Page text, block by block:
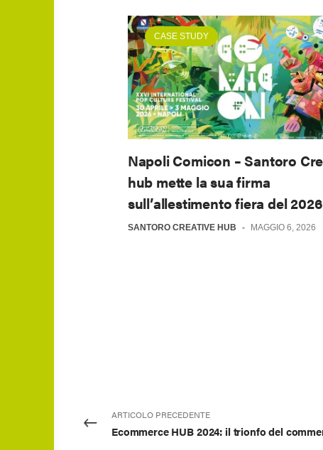
CASE STUDY
Napoli Comicon – Santoro
hub mette la sua firma
sull’allestimento fiera del 2026
SANTORO CREATIVE HUB - MAGGIO 6, 2026
ARTICOLO PRECEDENTE